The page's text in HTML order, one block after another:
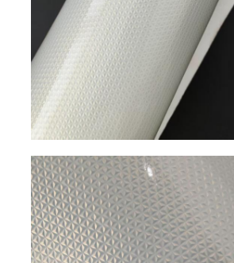
Tham quan nhà máy
Kiểm soát chất lượng
Liên hệ
Tin tức
Các vụ án
Chất liệu da ghế sofa